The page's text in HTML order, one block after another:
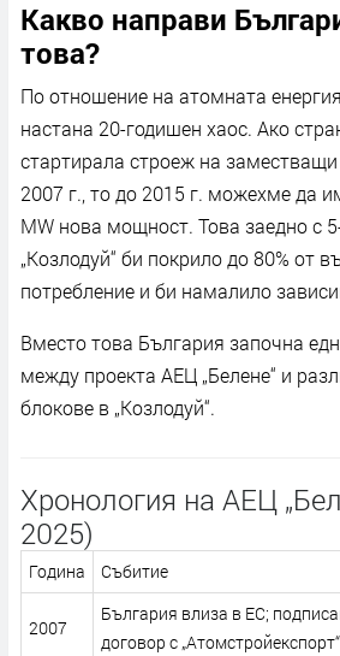
Какво направи
това?
По отношение на атомната
настана 20-годишен хаос. Ако
стартирала строеж на
2007 г., то до 2015 г. можехме да
MW нова мощност. Това заедно с
„Козлодуй“ би покрило до 80% от
потребление и би намалило
Вместо това България започна
между проекта АЕЦ „Белене“ и
блокове в „Козлодуй“.
Хронология на АЕЦ
2025)
Година Събитие
2007
България влиза в ЕС;
договор с „Атомстройекспорт“